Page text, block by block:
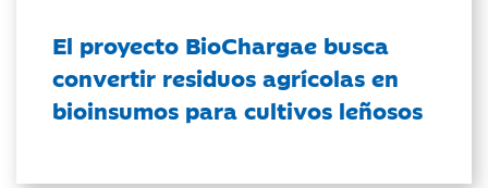
El proyecto BioChargae busca
convertir residuos agrícolas en
bioinsumos para cultivos leñosos